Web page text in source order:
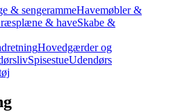
& sengerammeHavemøbler &
& haveSkabe &
Hovedgærder og
SpisestueUdendørs